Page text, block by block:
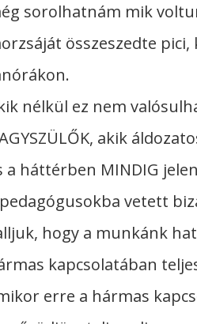
sorolhatnám mik
összeszedte
nélkül ez nem
akik
a háttérben MINDIG
vetett
hogy a munkánk
kapcsolatában
erre a hármas